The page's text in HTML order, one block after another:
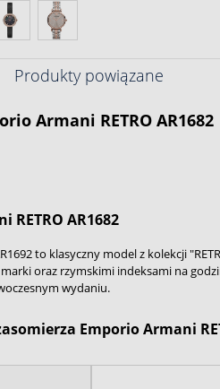
Produkty powiązane
Armani RETRO AR1682
RETRO AR1682
to klasyczny model z kolekcji
oraz rzymskimi indeksami na
wydaniu.
Emporio Armani